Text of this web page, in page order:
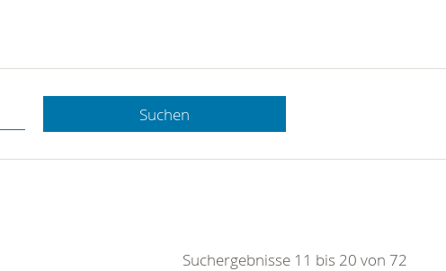
Hotline.
gerne.
Suchen
Suchergebnisse 11 bis 20 von 72